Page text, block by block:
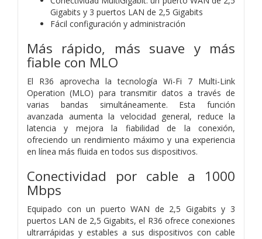
Gigabits y 3 puertos LAN de 2,5 Gigabits
Fácil configuración y administración
Más rápido, más suave y más
fiable con MLO
El R36 aprovecha la tecnología Wi-Fi 7 Multi-Link
Operation (MLO) para transmitir datos a través de
varias bandas simultáneamente. Esta función
avanzada aumenta la velocidad general, reduce la
latencia y mejora la fiabilidad de la conexión,
ofreciendo un rendimiento máximo y una experiencia
en línea más fluida en todos sus dispositivos.
Conectividad por cable a 1000
Mbps
Equipado con un puerto WAN de 2,5 Gigabits y 3
puertos LAN de 2,5 Gigabits, el R36 ofrece conexiones
ultrarrápidas y estables a sus dispositivos con cable